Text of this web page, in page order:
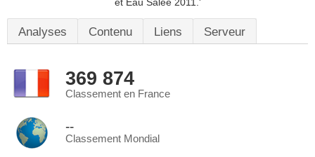
Analyses Contenu Liens Serveur
369 874
Classement en France
--
Classement Mondial